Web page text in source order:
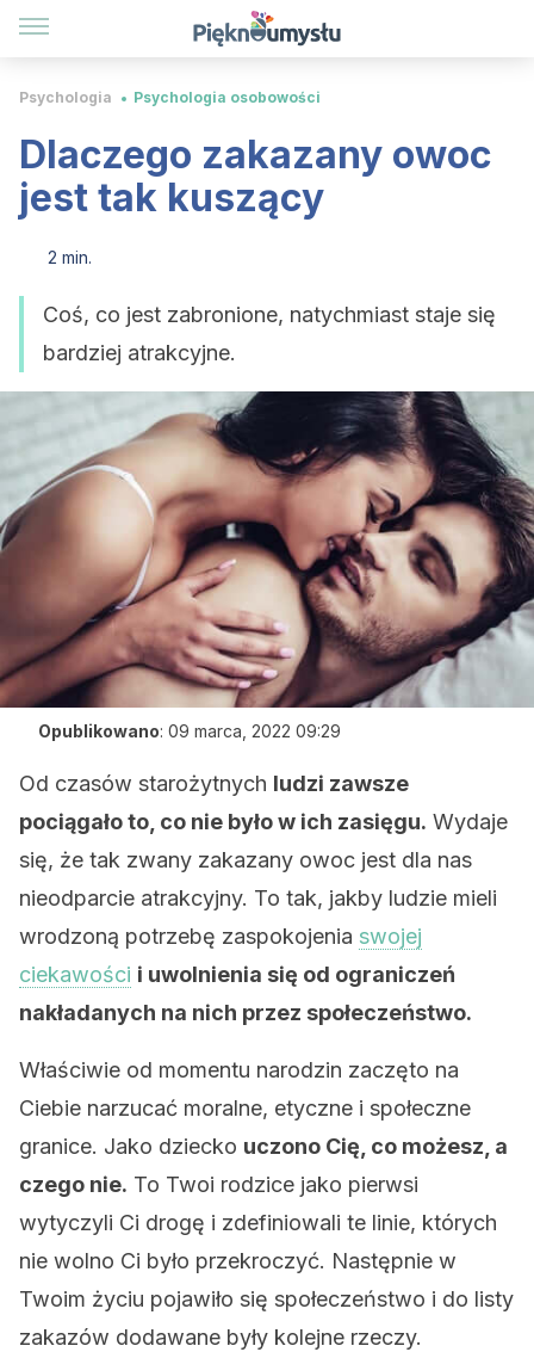
Psychologia Psychologia osobowości
Dlaczego zakazany owoc
jest tak kuszący
2 min.
Coś, co jest zabronione, natychmiast staje się
bardziej atrakcyjne.
Opublikowano: 09 marca, 2022 09:29
Od czasów starożytnych ludzi zawsze
pociągało to, co nie było w ich zasięgu. Wydaje
się, że tak zwany zakazany owoc jest dla nas
nieodparcie atrakcyjny. To tak, jakby ludzie mieli
wrodzoną potrzebę zaspokojenia swojej
ciekawości i uwolnienia się od ograniczeń
nakładanych na nich przez społeczeństwo.
Właściwie od momentu narodzin zaczęto na
Ciebie narzucać moralne, etyczne i społeczne
granice. Jako dziecko uczono Cię, co możesz, a
czego nie. To Twoi rodzice jako pierwsi
wytyczyli Ci drogę i zdefiniowali te linie, których
nie wolno Ci było przekroczyć. Następnie w
Twoim życiu pojawiło się społeczeństwo i do listy
zakazów dodawane były kolejne rzeczy.